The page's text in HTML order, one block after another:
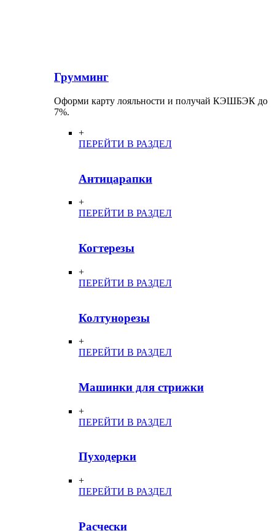
Грумминг
Оформи карту лояльности и получай КЭШБЭК до
7%.
+
ПЕРЕЙТИ В РАЗДЕЛ
Антицарапки
+
ПЕРЕЙТИ В РАЗДЕЛ
Когтерезы
+
ПЕРЕЙТИ В РАЗДЕЛ
Колтунорезы
+
ПЕРЕЙТИ В РАЗДЕЛ
Машинки для стрижки
+
ПЕРЕЙТИ В РАЗДЕЛ
Пуходерки
+
ПЕРЕЙТИ В РАЗДЕЛ
Расчески